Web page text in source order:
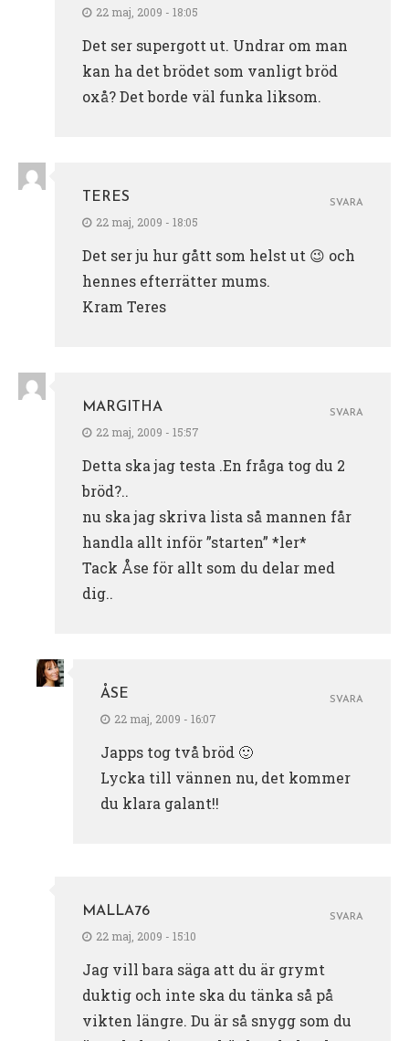
22 maj, 2009 - 18:05
Det ser supergott ut. Undrar om man
kan ha det brödet som vanligt bröd
oxå? Det borde väl funka liksom.
TERES
22 maj, 2009 - 18:05
Det ser ju hur gått som helst ut 😉 och
hennes efterrätter mums.
Kram Teres
SVARA
MARGITHA
22 maj, 2009 - 15:57
Detta ska jag testa .En fråga tog du 2
bröd?..
nu ska jag skriva lista så mannen får
handla allt inför ”starten” *ler*
Tack Åse för allt som du delar med
dig..
SVARA
ÅSE
22 maj, 2009 - 16:07
Japps tog två bröd 🙂
Lycka till vännen nu, det kommer
du klara galant!!
SVARA
MALLA76
22 maj, 2009 - 15:10
Jag vill bara säga att du är grymt
duktig och inte ska du tänka så på
vikten längre. Du är så snygg som du
SVARA